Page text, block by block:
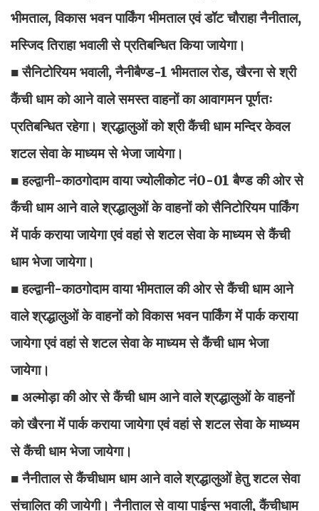
भीमताल, विकास भवन पार्किंग भीमताल एवं डॉट चौराहा नैनीताल,
मस्जिद तिराहा भवाली से प्रतिबन्धित किया जायेगा।
■ सैनिटोरियम भवाली, नैनीबैण्ड-1 भीमताल रोड, खैरना से श्री
कैंची धाम को आने वाले समस्त वाहनों का आवागमन पूर्णतः
प्रतिबन्धित रहेगा। श्रद्धालुओं को श्री कैंची धाम मन्दिर केवल
शटल सेवा के माध्यम से भेजा जायेगा।
■ हल्द्वानी-काठगोदाम वाया ज्योलीकोट नं0-01 बैण्ड की ओर से
कैंची धाम आने वाले श्रद्धालुओं के वाहनों को सैनिटोरियम पार्किंग
में पार्क कराया जायेगा एवं वहां से शटल सेवा के माध्यम से कैंची
धाम भेजा जायेगा।
■ हल्द्वानी-काठगोदाम वाया भीमताल की ओर से कैंची धाम आने
वाले श्रद्धालुओं के वाहनों को विकास भवन पार्किंग में पार्क कराया
जायेगा एवं वहां से शटल सेवा के माध्यम से कैंची धाम भेजा
जायेगा।
■ अल्मोड़ा की ओर से कैंची धाम आने वाले श्रद्धालुओं के वाहनों
को खैरना में पार्क कराया जायेगा एवं वहां से शटल सेवा के माध्यम
से कैंची धाम भेजा जायेगा।
■ नैनीताल से कैंचीधाम धाम आने वाले श्रद्धालुओं हेतु शटल सेवा
संचालित की जायेगी। नैनीताल से वाया पाईन्स भवाली, कैंचीधाम